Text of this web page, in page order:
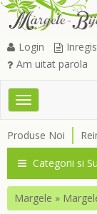
Login
Am uitat parola
Toggle
Produse Noi
Categorii si
Margele »